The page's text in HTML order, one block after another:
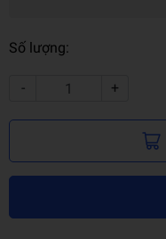
Số lượng:
- +